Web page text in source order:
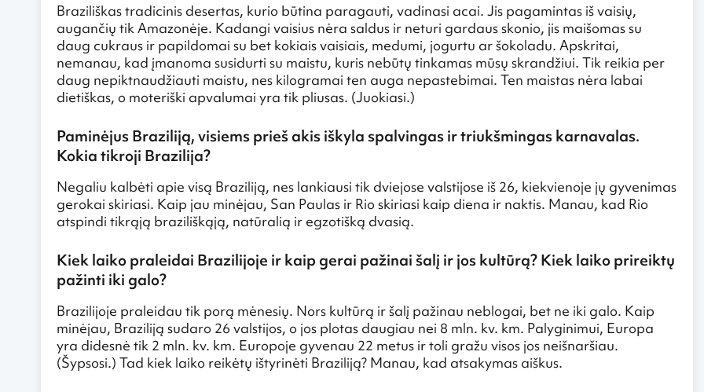
Braziliškas tradicinis desertas, kurio būtina paragauti, vadinasi acai. Jis pagamintas iš vaisių,
augančių tik Amazonėje. Kadangi vaisius nėra saldus ir neturi gardaus skonio, jis maišomas su
daug cukraus ir papildomai su bet kokiais vaisiais, medumi, jogurtu ar šokoladu. Apskritai,
nemanau, kad įmanoma susidurti su maistu, kuris nebūtų tinkamas mūsų skrandžiui. Tik reikia per
daug nepiktnaudžiauti maistu, nes kilogramai ten auga nepastebimai. Ten maistas nėra labai
dietiškas, o moteriški apvalumai yra tik pliusas. (Juokiasi.)
Paminėjus Braziliją, visiems prieš akis iškyla spalvingas ir triukšmingas karnavalas.
Kokia tikroji Brazilija?
Negaliu kalbėti apie visą Braziliją, nes lankiausi tik dviejose valstijose iš 26, kiekvienoje jų gyvenimas
gerokai skiriasi. Kaip jau minėjau, San Paulas ir Rio skiriasi kaip diena ir naktis. Manau, kad Rio
atspindi tikrąją braziliškąją, natūralią ir egzotišką dvasią.
Kiek laiko praleidai Brazilijoje ir kaip gerai pažinai šalį ir jos kultūrą? Kiek laiko prireiktų
pažinti iki galo?
Brazilijoje praleidau tik porą mėnesių. Nors kultūrą ir šalį pažinau neblogai, bet ne iki galo. Kaip
minėjau, Braziliją sudaro 26 valstijos, o jos plotas daugiau nei 8 mln. kv. km. Palyginimui, Europa
yra didesnė tik 2 mln. kv. km. Europoje gyvenau 22 metus ir toli gražu visos jos neišnaršiau.
(Šypsosi.) Tad kiek laiko reikėtų ištyrinėti Braziliją? Manau, kad atsakymas aiškus.